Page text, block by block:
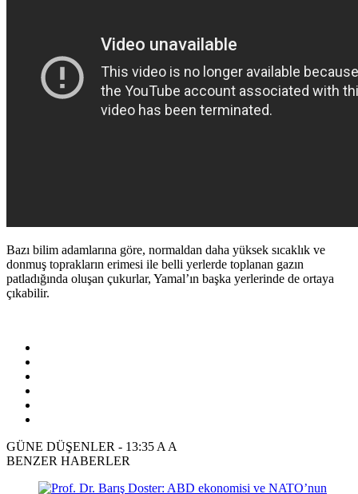
Bazı bilim adamlarına göre, normaldan daha yüksek sıcaklık ve
donmuş toprakların erimesi ile belli yerlerde toplanan gazın
patladığında oluşan çukurlar, Yamal’ın başka yerlerinde de ortaya
çıkabilir.
GÜNE DÜŞENLER - 13:35 A A
BENZER HABERLER